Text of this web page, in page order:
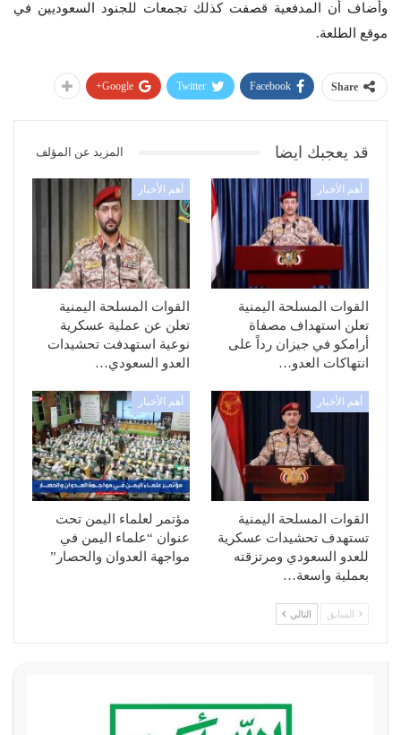
وأضاف أن المدفعية قصفت كذلك تجمعات للجنود السعوديين في
موقع الطلعة.
Share
Facebook
Twitter
Google+
قد يعجبك ايضا المزيد عن المؤلف
أهم الأخبار
القوات المسلحة اليمنية
تعلن استهداف مصفاة
أرامكو في جيزان رداً على
انتهاكات العدو…
أهم الأخبار
القوات المسلحة اليمنية
تعلن عن عملية عسكرية
نوعية استهدفت تحشيدات
العدو السعودي…
أهم الأخبار
القوات المسلحة اليمنية
تستهدف تحشيدات عسكرية
للعدو السعودي ومرتزقته
بعملية واسعة…
أهم الأخبار
مؤتمر لعلماء اليمن تحت
عنوان “علماء اليمن في
مواجهة العدوان والحصار”
السابق التالي